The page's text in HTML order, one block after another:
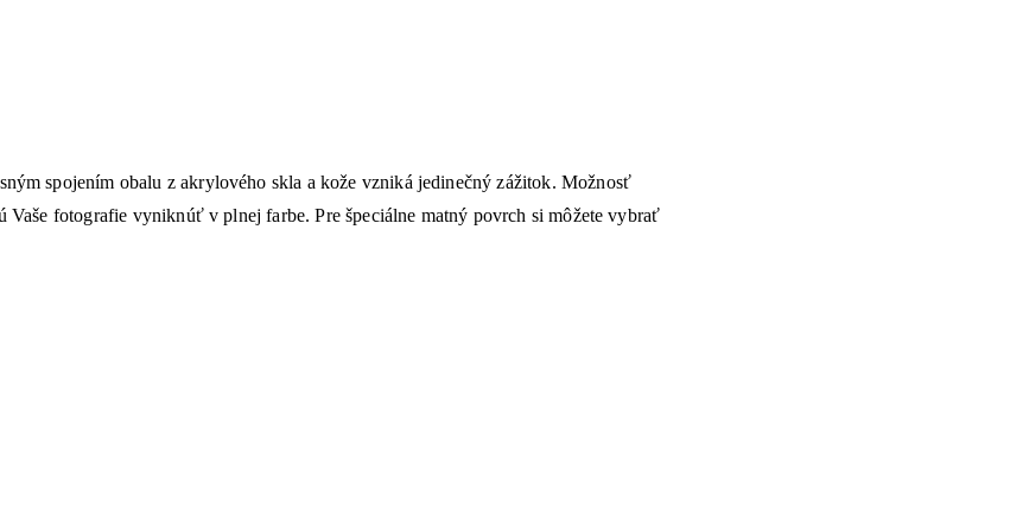
spojením obalu z akrylového skla a kože vzniká jedinečný zážitok. Možnosť
fotografie vyniknúť v plnej farbe. Pre špeciálne matný povrch si môžete vybrať